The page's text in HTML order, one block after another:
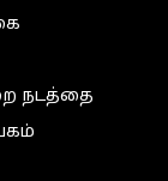
நடத்தை